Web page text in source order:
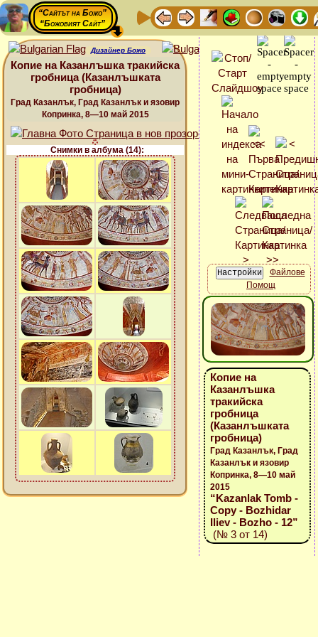
“Сайтът на Божо”
“Божовият Сайт”
Дизайнер Божо
Копие на Казанлъшка тракийска
гробница (Казанлъшката
гробница)
Град Казанлък, Град Казанлък и язовир
Копринка, 8—10 май 2015
Снимки в албума (14):
Файлове
Помощ
Копие на
Казанлъшка
тракийска
гробница
(Казанлъшката
гробница)
Град Казанлък, Град
Казанлък и язовир
Копринка, 8—10 май
2015
“Kazanlak Tomb -
Copy - Bozhidar
Iliev - Bozho - 12”
(№ 3 от 14)